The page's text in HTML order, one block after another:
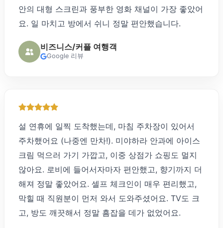
안의 대형 스크린과 풍부한 영화 채널이 가장 좋았어
요. 일 마치고 방에서 쉬니 정말 편안했습니다.
비즈니스/커플 여행객
Google 리뷰
설 연휴에 일찍 도착했는데, 마침 주차장이 있어서
주차했어요 (나중엔 만차!). 미야하라 안과에 아이스
크림 먹으러 가기 가깝고, 이중 상점가 쇼핑도 멀지
않아요. 로비에 들어서자마자 편안했고, 향기까지 더
해져 정말 좋았어요. 셀프 체크인이 매우 편리했고,
막힐 때 직원분이 먼저 와서 도와주셨어요. TV도 크
고, 방도 깨끗해서 정말 흠잡을 데가 없었어요.